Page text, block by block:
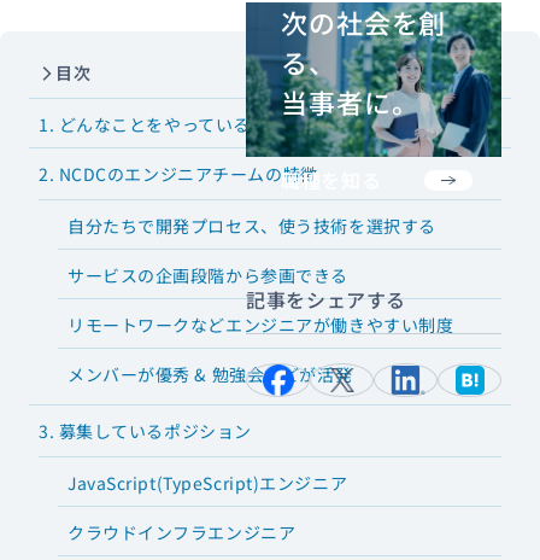
目次
1. どんなことをやっているか
2. NCDCのエンジニアチームの特徴
自分たちで開発プロセス、使う技術を選択する
サービスの企画段階から参画できる
リモートワークなどエンジニアが働きやすい制度
メンバーが優秀 & 勉強会などが活発
3. 募集しているポジション
JavaScript(TypeScript)エンジニア
クラウドインフラエンジニア
次の社会を創
る、
当事者に。
職種を知る
記事をシェアする